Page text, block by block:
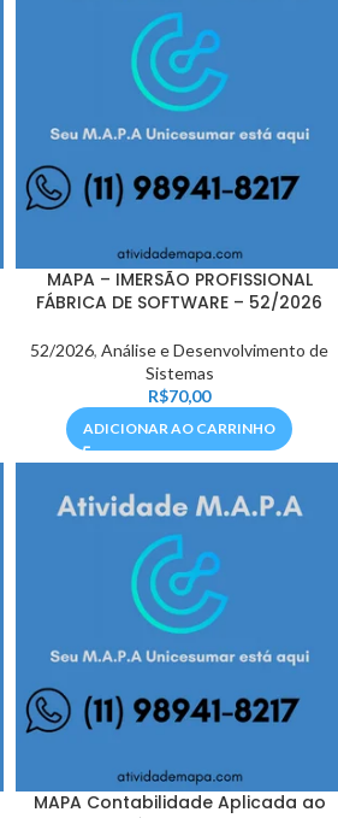
MAPA – IMERSÃO PROFISSIONAL
FÁBRICA DE SOFTWARE – 52/2026
52/2026,Análise e Desenvolvimento de
Sistemas
R$70,00
ADICIONAR AO CARRINHO
MAPA Contabilidade Aplicada ao